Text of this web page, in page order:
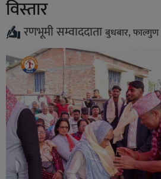
विस्तार
रणभूमी सम्वाददाताबुधबार,